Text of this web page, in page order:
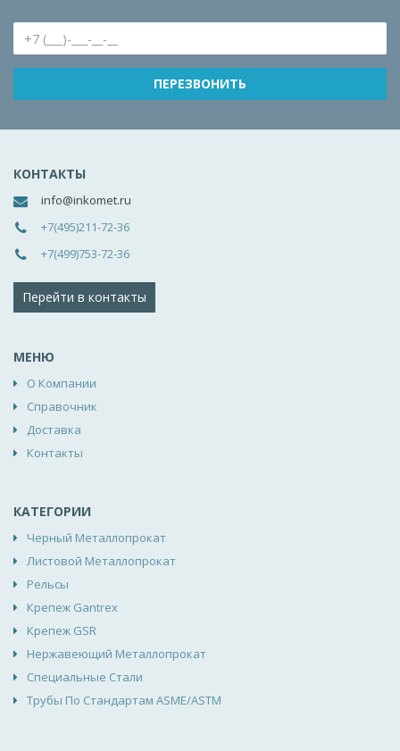
КОНТАКТЫ
info@inkomet.ru
+7(495)211-72-36
+7(499)753-72-36
Перейти в контакты
МЕНЮ
О Компании
Справочник
Доставка
Контакты
КАТЕГОРИИ
Черный Металлопрокат
Листовой Металлопрокат
Рельсы
Крепеж Gantrex
Крепеж GSR
Нержавеющий Металлопрокат
Специальные Стали
Трубы По Стандартам ASME/ASTM